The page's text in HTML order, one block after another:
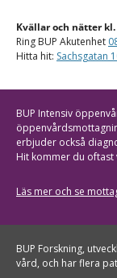
Kvällar och nätter kl.
Ring BUP Akutenhet
Hitta hit: Sachsgatan
BUP Intensiv
erbjuder också
Hit kommer du
Läs mer och se
BUP Forskning,
vård, och har flera